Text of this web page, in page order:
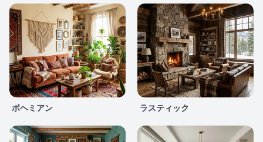
ボヘミアン ラスティック